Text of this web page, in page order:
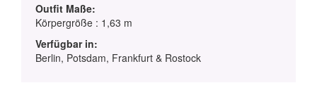
Outfit Maße:
Körpergröße : 1,63 m
Verfügbar in:
Berlin, Potsdam, Frankfurt & Rostock